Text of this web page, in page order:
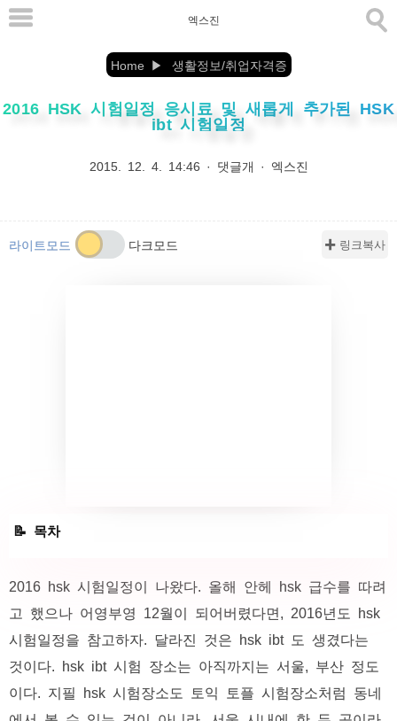
본
바
엑스진
Home 생활정보/취업자격증
2016 HSK 시험일정 응시료 및 새롭게 추가된 HSK
ibt 시험일정
2015. 12. 4. 14:46· 댓글개 · 엑스진
✚ 링크복사
2016 HSK IBT 시험일정
2016 hsk 시험일정이 나왔다. 올해 안헤 hsk 급수를 따려
고 했으나 어영부영 12월이 되어버렸다면, 2016년도 hsk
시험일정을 참고하자. 달라진 것은 hsk ibt 도 생겼다는
것이다. hsk ibt 시험 장소는 아직까지는 서울, 부산 정도
이다. 지필 hsk 시험장소도 토익 토플 시험장소처럼 동네